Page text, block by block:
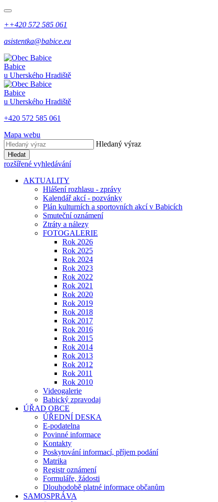
++420 572 585 061
asistentka@babice.eu
Babice
u Uherského Hradiště
Babice
u Uherského Hradiště
+420 572 585 061
Mapa webu
Hledaný výraz
Hledat
rozšířené vyhledávání
AKTUALITY
Hlášení rozhlasu - zprávy
Kalendář akcí - pozvánky
Plán kulturních a sportovních akcí v Babicích
Smuteční oznámení
Ztráty a nálezy
FOTOGALERIE
Rok 2026
Rok 2025
Rok 2024
Rok 2023
Rok 2022
Rok 2021
Rok 2020
Rok 2019
Rok 2018
Rok 2017
Rok 2016
Rok 2015
Rok 2014
Rok 2013
Rok 2012
Rok 2011
Rok 2010
Videogalerie
Babický zpravodaj
ÚŘAD OBCE
ÚŘEDNÍ DESKA
E-podatelna
Povinné informace
Kontakty
Poskytování informací, příjem podání
Matrika
Registr oznámení
Formuláře, žádosti
Dlouhodobě platné informace občanům
SAMOSPRÁVA